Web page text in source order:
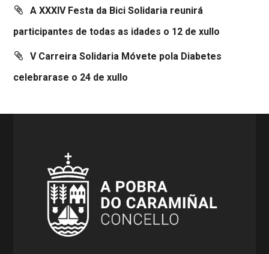
A XXXIV Festa da Bici Solidaria reunirá
participantes de todas as idades o 12 de xullo
V Carreira Solidaria Móvete pola Diabetes
celebrarase o 24 de xullo